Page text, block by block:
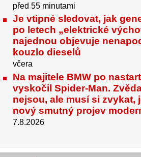
před 55 minutami
Je vtipné sledovat, jak
po letech „elektrické
najednou objevuje
kouzlo dieselů
včera
Na majitele BMW po
vyskočil Spider-Man.
nejsou, ale musí si zvykat,
nový smutný projev
7.8.2026